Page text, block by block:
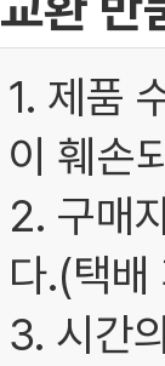
1. 제품
이 훼손
2. 구매
다.(택
3. 시간